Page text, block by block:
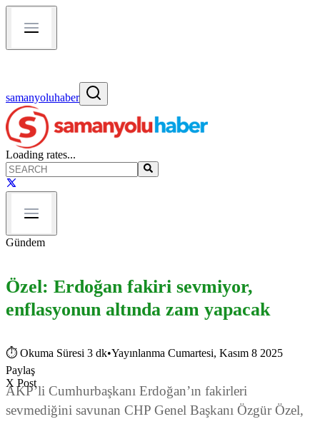
samanyoluhaber
Loading rates...
Gündem
Özel: Erdoğan fakiri sevmiyor,
enflasyonun altında zam yapacak
⏱ Okuma Süresi 3 dk•Yayınlanma Cumartesi, Kasım 8 2025
Paylaş
X Post
AKP’li Cumhurbaşkanı Erdoğan’ın fakirleri
sevmediğini savunan CHP Genel Başkanı Özgür Özel,